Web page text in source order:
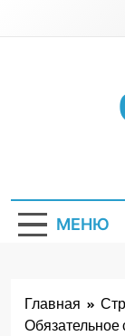
МЕНЮ
Главная
Обязательное